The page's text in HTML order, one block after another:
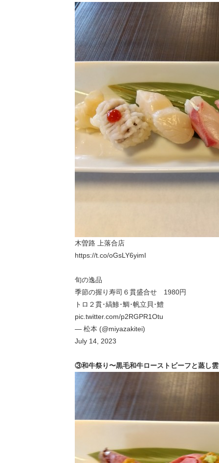
木曽路 上落合店
https://t.co/oGsLY6yimI
旬の逸品
季節の握り寿司６貫盛合せ 1980円
トロ２貫･縞鯵･鯛･帆立貝･鱧
pic.twitter.com/p2RGPR1Otu
— 松本 (@miyazakitei)
July 14, 2023
③和牛祭り〜黒毛和牛ローストビーフと蒸し